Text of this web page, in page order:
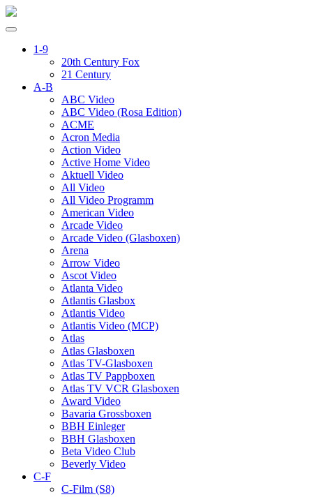
1-9
20th Century Fox
21 Century
A-B
ABC Video
ABC Video (Rosa Edition)
ACME
Acron Media
Action Video
Active Home Video
Aktuell Video
All Video
All Video Programm
American Video
Arcade Video
Arcade Video (Glasboxen)
Arena
Arrow Video
Ascot Video
Atlanta Video
Atlantis Glasbox
Atlantis Video
Atlantis Video (MCP)
Atlas
Atlas Glasboxen
Atlas TV-Glasboxen
Atlas TV Pappboxen
Atlas TV VCR Glasboxen
Award Video
Bavaria Grossboxen
BBH Einleger
BBH Glasboxen
Beta Video Club
Beverly Video
C-F
C-Film (S8)